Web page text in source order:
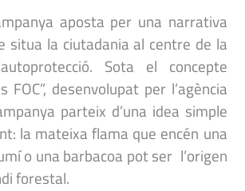
aposta per una narrativa
situa la ciutadania al centre de la
Sota el concepte
FOC”, desenvolupat per l’agència
parteix d’una idea simple
la mateixa flama que encén una
o una barbacoa pot ser l’origen
forestal.